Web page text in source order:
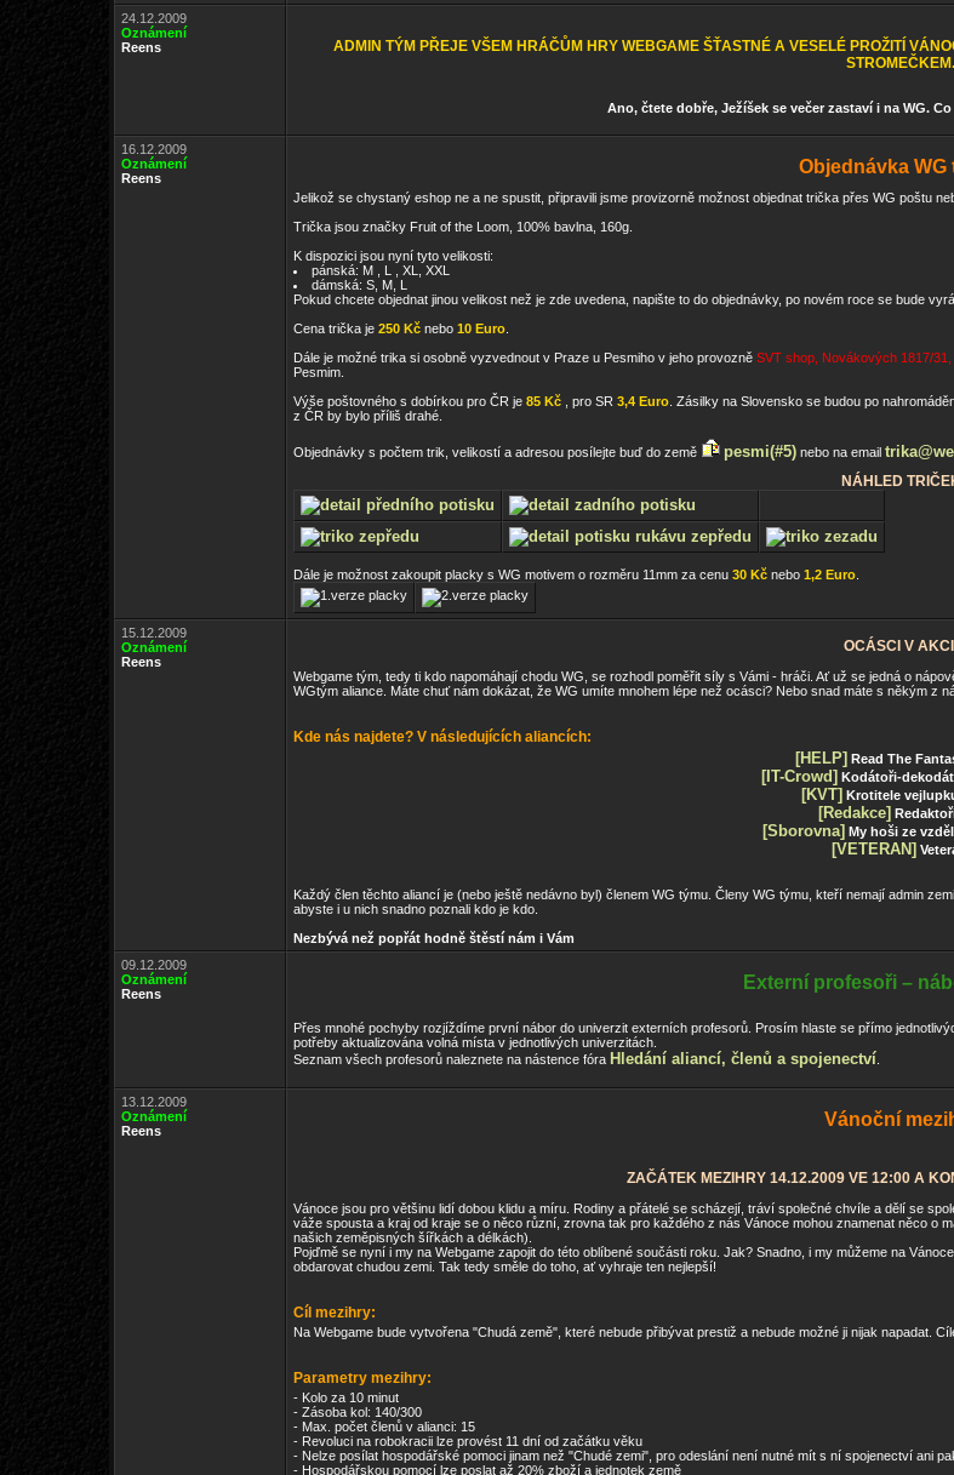
24.12.2009
Oznámení
Reens
ADMIN TÝM PŘEJE VŠEM HRÁČŮM HRY WEBGAME ŠŤASTNÉ A VESELÉ PROŽITÍ
STROMEČKEM.
Ano, čtete dobře, Ježíšek se večer zastaví i na WG.
16.12.2009
Oznámení
Reens
Objednávka WG
Jelikož se chystaný eshop ne a ne spustit, připravili jsme provizorně možnost objednat trička přes WG poštu
Trička jsou značky Fruit of the Loom, 100% bavlna, 160g.
K dispozici jsou nyní tyto velikosti:
pánská: M , L , XL, XXL
dámská: S, M, L
Pokud chcete objednat jinou velikost než je zde uvedena, napište to do objednávky, po novém roce se bude
Cena trička je 250 Kč nebo 10 Euro
Dále je možné trika si osobně vyzvednout v Praze u Pesmiho v jeho provozně SVT shop, Novákových 1817/
Pesmim.
Výše poštovného s dobírkou pro ČR je 85 Kč , pro SR 3,4 Euro . Zásilky na Slovensko se budou po
z ČR by bylo příliš drahé.
Objednávky s počtem trik, velikostí a adresou posílejte buď do země pesmi(#5) nebo na email
NÁHLED
Dále je možnost zakoupit placky s WG motivem o rozměru 11mm za cenu 30 Kč nebo 1,2 Euro
15.12.2009
Oznámení
Reens
OCÁSCI V
Webgame tým, tedy ti kdo napomáhají chodu WG, se rozhodl poměřit síly s Vámi - hráči. Ať už se jedná o
WGtým aliance. Máte chuť nám dokázat, že WG umíte mnohem lépe než ocásci? Nebo snad máte s někým z
Kde nás najdete? V následujících aliancích:
[HELP] Read The
[IT-Crowd] Kodátoři-
[KVT] Krotitele
[Redakce]
[Sborovna] My hoši ze
[VETERAN]
Každý člen těchto aliancí je (nebo ještě nedávno byl) členem WG týmu. Členy WG týmu, kteří nemají admin
abyste i u nich snadno poznali kdo je kdo.
Nezbývá než popřát hodně štěstí nám i Vám
09.12.2009
Oznámení
Reens
Externí profesoři –
Přes mnohé pochyby rozjíždíme první nábor do univerzit externích profesorů. Prosím hlaste se přímo
potřeby aktualizována volná místa v jednotlivých univerzitách.
Seznam všech profesorů naleznete na nástence fóra Hledání aliancí, členů a spojenectví
13.12.2009
Oznámení
Reens
Vánoční
ZAČÁTEK MEZIHRY 14.12.2009 VE 12:00 A
Vánoce jsou pro většinu lidí dobou klidu a míru. Rodiny a přátelé se scházejí, tráví společné chvíle a dělí se
váže spousta a kraj od kraje se o něco různí, zrovna tak pro každého z nás Vánoce mohou znamenat něco o
našich zeměpisných šířkách a délkách).
Pojďmě se nyní i my na Webgame zapojit do této oblíbené součásti roku. Jak? Snadno, i my můžeme na
obdarovat chudou zemi. Tak tedy směle do toho, ať vyhraje ten nejlepší!
Cíl mezihry:
Na Webgame bude vytvořena "Chudá země", které nebude přibývat prestiž a nebude možné ji nijak napadat.
Parametry mezihry:
- Kolo za 10 minut
- Zásoba kol: 140/300
- Max. počet členů v alianci: 15
- Revoluci na robokracii lze provést 11 dní od začátku věku
- Nelze posílat hospodářské pomoci jinam než "Chudé zemi", pro odeslání není nutné mít s ní spojenectví ani
- Hospodářskou pomocí lze poslat až 20% zboží a jednotek země